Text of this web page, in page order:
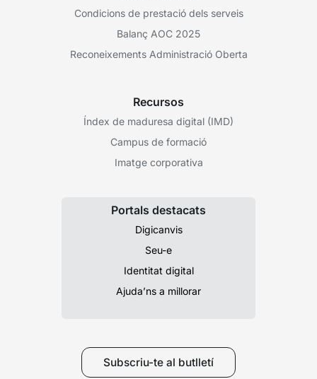
Condicions de prestació dels serveis
Balanç AOC 2025
Reconeixements Administració Oberta
Recursos
Índex de maduresa digital (IMD)
Campus de formació
Imatge corporativa
Portals destacats
Digicanvis
Seu-e
Identitat digital
Ajuda’ns a millorar
Subscriu-te al butlletí